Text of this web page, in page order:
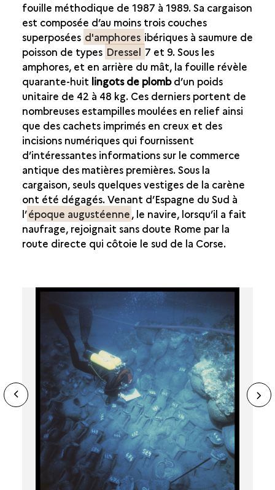
fouille méthodique de 1987 à 1989. Sa cargaison
est composée d’au moins trois couches
superposées d'amphores ibériques à saumure de
poisson de types Dressel 7 et 9. Sous les
amphores, et en arrière du mât, la fouille révèle
quarante-huit lingots de plombd’un poids
unitaire de 42 à 48 kg. Ces derniers portent de
nombreuses estampilles moulées en relief ainsi
que des cachets imprimés en creux et des
incisions numériques qui fournissent
d’intéressantes informations sur le commerce
antique des matières premières. Sous la
cargaison, seuls quelques vestiges de la carène
ont été dégagés. Venant d’Espagne du Sud à
l’époque augustéenne, le navire, lorsqu’il a fait
naufrage, rejoignait sans doute Rome par la
route directe qui côtoie le sud de la Corse.